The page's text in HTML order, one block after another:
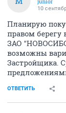
10
Планирую
правом
ЗАО
возможны
Застройщика.
ОТВЕТИТЬ